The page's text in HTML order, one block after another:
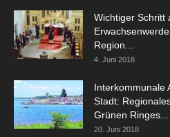
Wichtiger Schritt
Region...
4. Juni 2018
Interkommunale
Stadt:
Grünen Ringes...
20. Juni 2018